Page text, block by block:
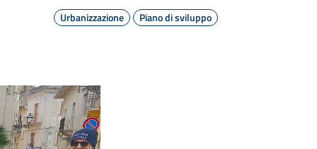
Urbanizzazione
Piano di sviluppo